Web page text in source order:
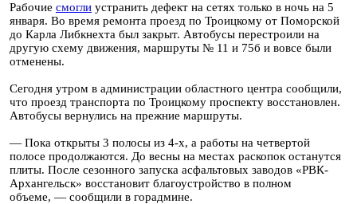
Рабочие смогли устранить дефект на сетях только в ночь на 5
января. Во время ремонта проезд по Троицкому от Поморской
до Карла Либкнехта был закрыт. Автобусы перестроили на
другую схему движения, маршруты № 11 и 75б и вовсе были
отменены.
Сегодня утром в администрации областного центра сообщили,
что проезд транспорта по Троицкому проспекту восстановлен.
Автобусы вернулись на прежние маршруты.
— Пока открыты 3 полосы из 4-х, а работы на четвертой
полосе продолжаются. До весны на местах раскопок останутся
плиты. После сезонного запуска асфальтовых заводов «РВК-
Архангельск» восстановит благоустройство в полном
объеме, — сообщили в горадмине.